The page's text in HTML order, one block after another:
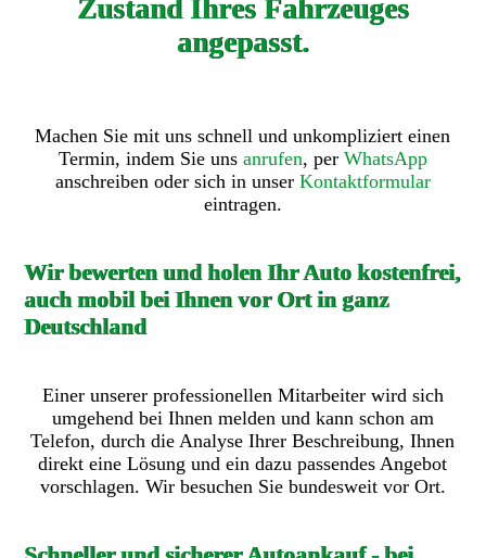
Zustand Ihres Fahrzeuges
angepasst.
Machen Sie mit uns schnell und unkompliziert einen
Termin, indem Sie uns anrufen, per WhatsApp
anschreiben oder sich in unser Kontaktformular
eintragen.
Wir bewerten und holen Ihr Auto kostenfrei,
auch mobil bei Ihnen vor Ort in ganz
Deutschland
Einer unserer professionellen Mitarbeiter wird sich
umgehend bei Ihnen melden und kann schon am
Telefon, durch die Analyse Ihrer Beschreibung, Ihnen
direkt eine Lösung und ein dazu passendes Angebot
vorschlagen. Wir besuchen Sie bundesweit vor Ort.